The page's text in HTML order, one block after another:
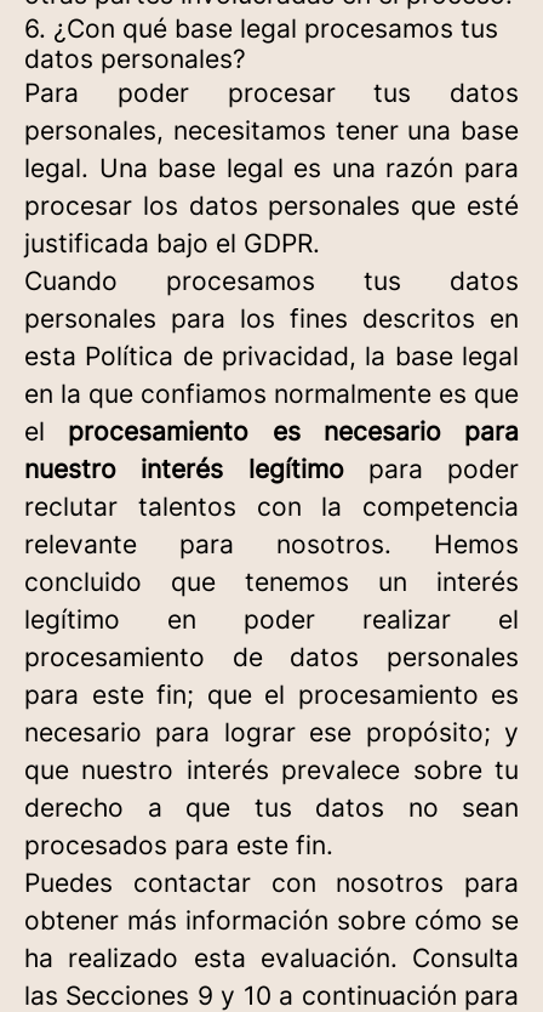
6. ¿Con qué base legal procesamos tus
datos personales?
Para poder procesar tus datos
personales, necesitamos tener una base
legal. Una base legal es una razón para
procesar los datos personales que esté
justificada bajo el GDPR.
Cuando procesamos tus datos
personales para los fines descritos en
esta Política de privacidad, la base legal
en la que confiamos normalmente es que
el procesamiento es necesario para
nuestro interés legítimopara poder
reclutar talentos con la competencia
relevante para nosotros. Hemos
concluido que tenemos un interés
legítimo en poder realizar el
procesamiento de datos personales
para este fin; que el procesamiento es
necesario para lograr ese propósito; y
que nuestro interés prevalece sobre tu
derecho a que tus datos no sean
procesados para este fin.
Puedes contactar con nosotros para
obtener más información sobre cómo se
ha realizado esta evaluación. Consulta
las Secciones 9 y 10 a continuación para